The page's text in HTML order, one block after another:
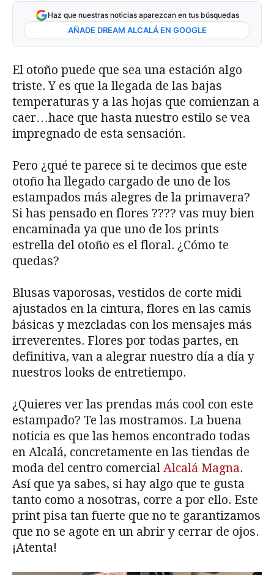
Haz que nuestras noticias aparezcan en tus búsquedas
AÑADE DREAM ALCALÁ EN GOOGLE
El otoño puede que sea una estación algo
triste. Y es que la llegada de las bajas
temperaturas y a las hojas que comienzan a
caer…hace que hasta nuestro estilo se vea
impregnado de esta sensación.
Pero ¿qué te parece si te decimos que este
otoño ha llegado cargado de uno de los
estampados más alegres de la primavera?
Si has pensado en flores ???? vas muy bien
encaminada ya que uno de los prints
estrella del otoño es el floral. ¿Cómo te
quedas?
Blusas vaporosas, vestidos de corte midi
ajustados en la cintura, flores en las camis
básicas y mezcladas con los mensajes más
irreverentes. Flores por todas partes, en
definitiva, van a alegrar nuestro día a día y
nuestros looks de entretiempo.
¿Quieres ver las prendas más cool con este
estampado? Te las mostramos. La buena
noticia es que las hemos encontrado todas
en Alcalá, concretamente en las tiendas de
moda del centro comercial Alcalá Magna.
Así que ya sabes, si hay algo que te gusta
tanto como a nosotras, corre a por ello. Este
print pisa tan fuerte que no te garantizamos
que no se agote en un abrir y cerrar de ojos.
¡Atenta!